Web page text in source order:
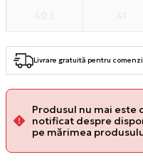
Livrare gratuită pentru
Produsul nu mai este
notificat despre
pe mărimea